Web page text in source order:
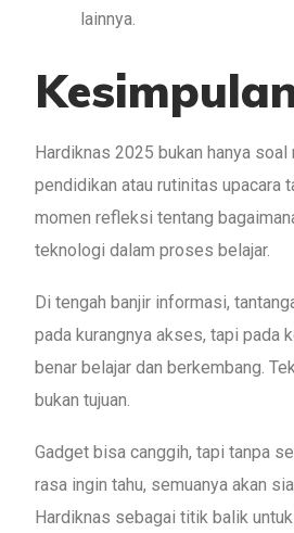
lainnya.
Hardiknas 2025 bukan hanya soal
pendidikan atau rutinitas upacara
momen refleksi tentang
teknologi dalam proses belajar.
Di tengah banjir informasi,
pada kurangnya akses, tapi pada
benar belajar dan berkembang.
bukan tujuan.
Gadget bisa canggih, tapi tanpa
rasa ingin tahu, semuanya akan
Hardiknas sebagai titik balik